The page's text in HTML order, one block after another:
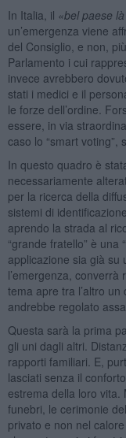
In Italia, il «bel paese
un’emergenza viene
del Consiglio, e non,
Parlamento i cui
invece avrebbero
stati i medici e il
le forze dell’ordine.
essere, in via
caso lo “smart voting”,
In questo quadro è
necessariamente
per la ricerca della
sistemi di
aprendo la strada al
“grande fratello” è una
applicazione sia già su
l’emergenza,
tema apre tra l’altro
andrebbe regolato
Questa sarà la prima
gli uni dagli altri.
rapporti familiari. E,
lasciati senza il
estrema della loro vita.
funebri, le cerimonie
privato e non nel